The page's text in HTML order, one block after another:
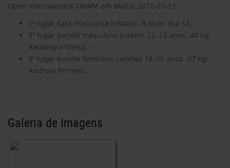
Open internacional UNAM em Mafra, 2011-03-12:
1º lugar kata masculina infantis -9 anos: Rui Sá.
3º lugar kumite masculino juvenis 12–13 anos -40 Kg:
Alexandre Vieira.
3º lugar kumite feminino cadetes 14–15 anos -47 Kg:
Andreia Ferreira.
Galeria de Imagens